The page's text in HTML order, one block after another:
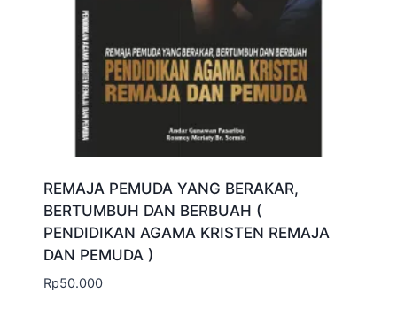
REMAJA PEMUDA YANG BERAKAR,
BERTUMBUH DAN BERBUAH (
PENDIDIKAN AGAMA KRISTEN REMAJA
DAN PEMUDA )
Rp50.000